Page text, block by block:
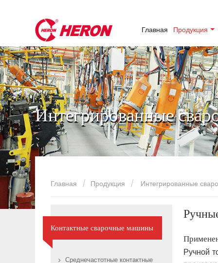
Главная Продукция
Интегрированные
Главная Продукция Интегрированные
Ручной
Контактные сварочные машины
Среднечастотные контактные